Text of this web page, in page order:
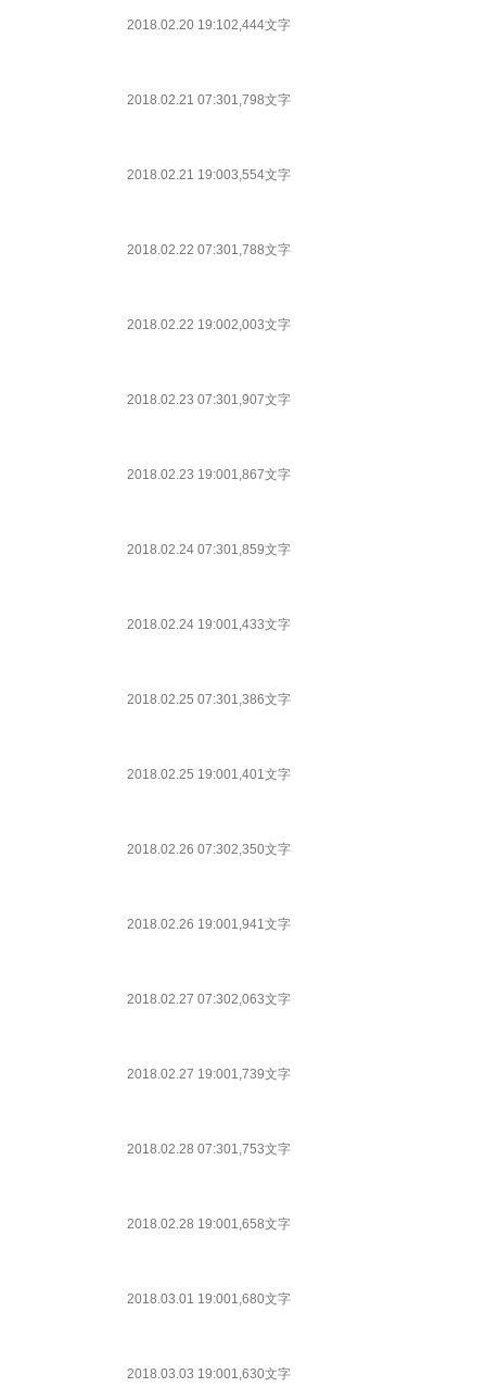
2018.02.20 19:102,444文字
2018.02.21 07:301,798文字
2018.02.21 19:003,554文字
2018.02.22 07:301,788文字
2018.02.22 19:002,003文字
2018.02.23 07:301,907文字
2018.02.23 19:001,867文字
2018.02.24 07:301,859文字
2018.02.24 19:001,433文字
2018.02.25 07:301,386文字
2018.02.25 19:001,401文字
2018.02.26 07:302,350文字
2018.02.26 19:001,941文字
2018.02.27 07:302,063文字
2018.02.27 19:001,739文字
2018.02.28 07:301,753文字
2018.02.28 19:001,658文字
2018.03.01 19:001,680文字
2018.03.03 19:001,630文字